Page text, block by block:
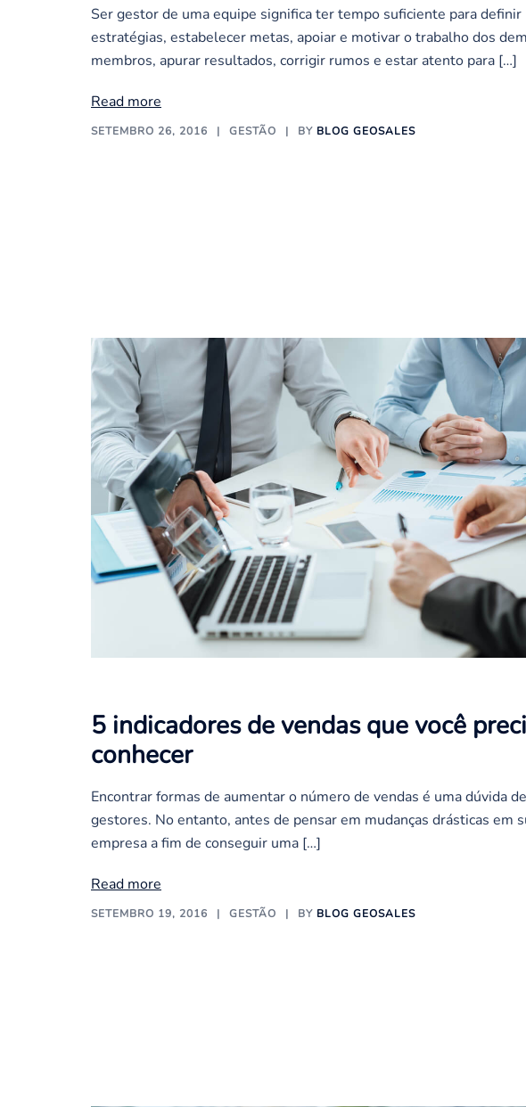
Ser gestor de uma equipe significa ter tempo suficiente para definir
estratégias, estabelecer metas, apoiar e motivar o trabalho dos
membros, apurar resultados, corrigir rumos e estar atento para […]
Read more
SETEMBRO 26, 2016 GESTÃO BY BLOG GEOSALES
5 indicadores de vendas que você
conhecer
Encontrar formas de aumentar o número de vendas é uma dúvida
gestores. No entanto, antes de pensar em mudanças drásticas em
empresa a fim de conseguir uma […]
Read more
SETEMBRO 19, 2016 GESTÃO BY BLOG GEOSALES